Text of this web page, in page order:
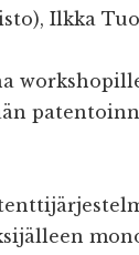
Ilkka